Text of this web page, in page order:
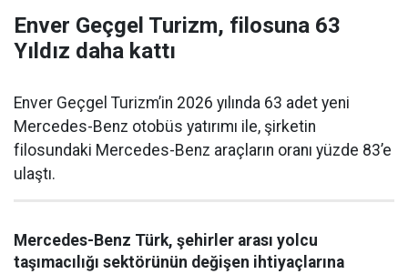
Enver Geçgel Turizm, filosuna 63
Yıldız daha kattı
Enver Geçgel Turizm’in 2026 yılında 63 adet yeni
Mercedes-Benz otobüs yatırımı ile, şirketin
filosundaki Mercedes-Benz araçların oranı yüzde 83’e
ulaştı.
Mercedes-Benz Türk, şehirler arası yolcu
taşımacılığı sektörünün değişen ihtiyaçlarına